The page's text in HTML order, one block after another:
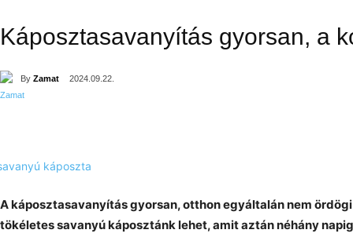
Káposztasavanyítás gyorsan, a
By Zamat 2024.09.22.
A káposztasavanyítás gyorsan, otthon egyáltalán nem
tökéletes savanyú káposztánk lehet, amit aztán néhány